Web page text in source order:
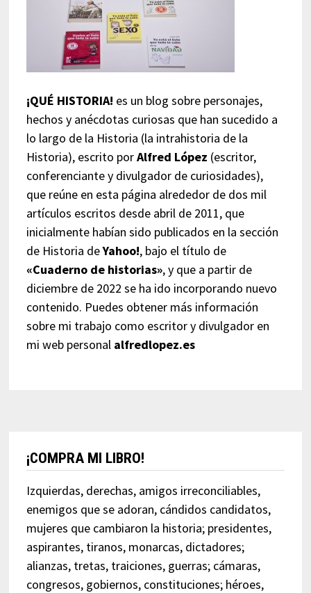
¡QUÉ HISTORIA! es un blog sobre personajes,
hechos y anécdotas curiosas que han sucedido a
lo largo de la Historia (la intrahistoria de la
Historia), escrito porAlfred López (escritor,
conferenciante y divulgador de curiosidades),
que reúne en esta página alrededor de dos mil
artículos escritos desde abril de 2011, que
inicialmente habían sido publicados en la sección
de Historia deYahoo!, bajo el título de
«Cuaderno de historias», y que a partir de
diciembre de 2022 se ha ido incorporando nuevo
contenido. Puedes obtener más información
sobre mi trabajo como escritor y divulgador en
mi web personal alfredlopez.es
¡COMPRA MI LIBRO!
Izquierdas, derechas, amigos irreconciliables,
enemigos que se adoran, cándidos candidatos,
mujeres que cambiaron la historia; presidentes,
aspirantes, tiranos, monarcas, dictadores;
alianzas, tretas, traiciones, guerras; cámaras,
congresos, gobiernos, constituciones; héroes,